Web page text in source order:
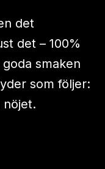
det
det – 100%
smaken
som följer:
nöjet.